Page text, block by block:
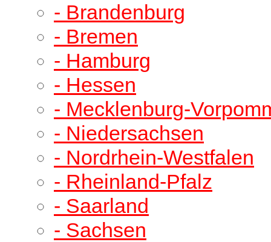
- Brandenburg
- Bremen
- Hamburg
- Hessen
- Mecklenburg-
- Niedersachsen
- Nordrhein-Westfalen
- Rheinland-Pfalz
- Saarland
- Sachsen